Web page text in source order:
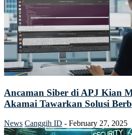
Ancaman Siber di APJ Kian
Akamai Tawarkan Solusi
News Canggih ID - February 27, 2025